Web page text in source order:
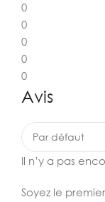
0
0
0
0
0
Avis
Il n’y a pas
Soyez le